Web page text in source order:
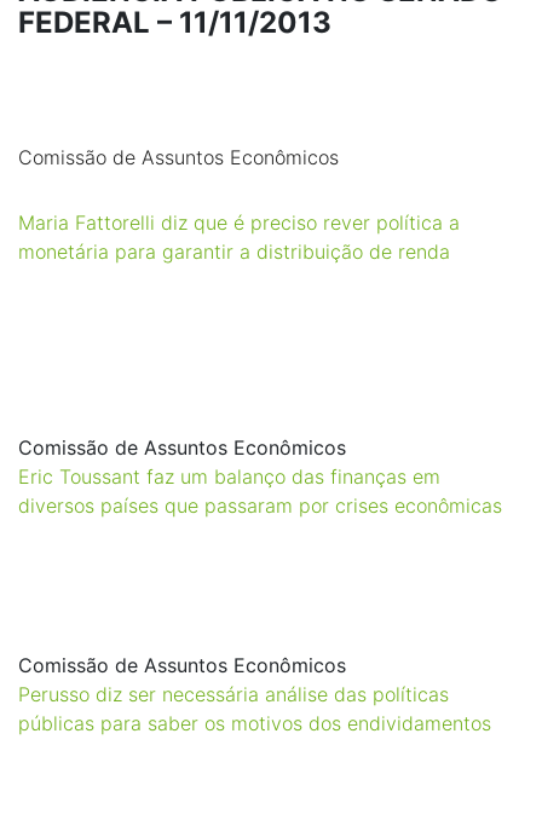
FEDERAL – 11/11/2013
Comissão de Assuntos Econômicos
Maria Fattorelli diz que é preciso rever política a
monetária para garantir a distribuição de renda
Comissão de Assuntos Econômicos
Eric Toussant faz um balanço das finanças em
diversos países que passaram por crises econômicas
Comissão de Assuntos Econômicos
Perusso diz ser necessária análise das políticas
públicas para saber os motivos dos endividamentos